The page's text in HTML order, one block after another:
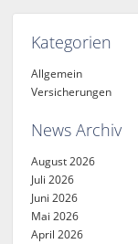
Kategorien
Allgemein
Versicherungen
News Archiv
August 2026
Juli 2026
Juni 2026
Mai 2026
April 2026